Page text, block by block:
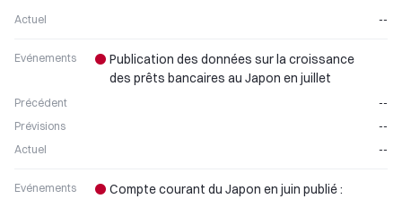
Actuel
--
Evénements
Publication des données sur la croissance
des prêts bancaires au Japon en juillet
Précédent
--
Prévisions
--
Actuel
--
Evénements
Compte courant du Japon en juin publié :